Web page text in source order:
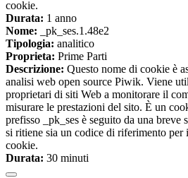
cookie.
Durata: 1 anno
Nome: _pk_ses.1.48e2
Tipologia: analitico
Proprieta: Prime Parti
Descrizione: Questo nome di cookie è
analisi web open source Piwik. Viene
proprietari di siti Web a monitorare il
misurare le prestazioni del sito. È un
prefisso _pk_ses è seguito da una breve
si ritiene sia un codice di riferimento
cookie.
Durata: 30 minuti